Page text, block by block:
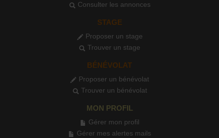
Consulter les annonces
STAGE
Proposer un stage
Trouver un stage
BÉNÉVOLAT
Proposer un bénévolat
Trouver un bénévolat
MON PROFIL
Gérer mon profil
Gérer mes alertes mails